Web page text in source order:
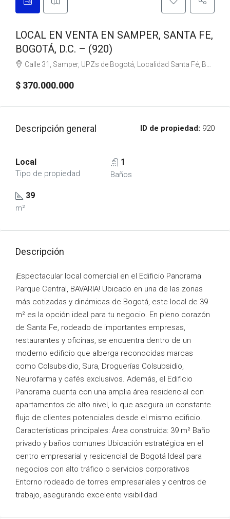
LOCAL EN VENTA EN SAMPER, SANTA FE,
BOGOTÁ, D.C. – (920)
Calle 31, Samper, UPZs de Bogotá, Localidad Santa Fé, Bogotá, Bogotá, Distrito Capital, RAP (Especial) Central, 110311, Colombia
$ 370.000.000
Descripción general ID de propiedad: 920
Local
Tipo de propiedad
1
Baños
39
m²
Descripción
¡Espectacular local comercial en el Edificio Panorama
Parque Central, BAVARIA! Ubicado en una de las zonas
más cotizadas y dinámicas de Bogotá, este local de 39
m² es la opción ideal para tu negocio. En pleno corazón
de Santa Fe, rodeado de importantes empresas,
restaurantes y oficinas, se encuentra dentro de un
moderno edificio que alberga reconocidas marcas
como Colsubsidio, Sura, Droguerías Colsubsidio,
Neurofarma y cafés exclusivos. Además, el Edificio
Panorama cuenta con una amplia área residencial con
apartamentos de alto nivel, lo que asegura un constante
flujo de clientes potenciales desde el mismo edificio.
Características principales: Área construida: 39 m² Baño
privado y baños comunes Ubicación estratégica en el
centro empresarial y residencial de Bogotá Ideal para
negocios con alto tráfico o servicios corporativos
Entorno rodeado de torres empresariales y centros de
trabajo, asegurando excelente visibilidad